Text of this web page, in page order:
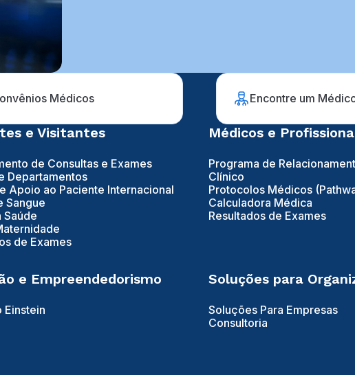
Médicos Encontre um
e Visitantes
de Consultas e Exames
Departamentos
Apoio ao Paciente Internacional
Sangue
Saúde
de Exames
Médicos e
Programa de
Clínico
Protocolos Médicos
Calculadora Médica
Resultados de Exames
e Empreendedorismo
Einstein
Soluções para
Soluções Para Empresas
Consultoria